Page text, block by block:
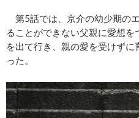
第5話では、京介の幼少期の
ることができない父親に愛想
を出て行き、親の愛を受けず
った。